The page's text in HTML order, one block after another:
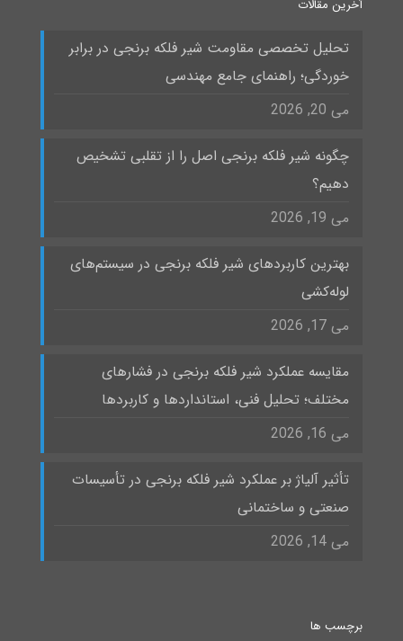
آخرین مقالات
تحلیل تخصصی مقاومت شیر فلکه برنجی در برابر
خوردگی؛ راهنمای جامع مهندسی
می 20, 2026
چگونه شیر فلکه برنجی اصل را از تقلبی تشخیص
دهیم؟
می 19, 2026
بهترین کاربردهای شیر فلکه برنجی در سیستم‌های
لوله‌کشی
می 17, 2026
مقایسه عملکرد شیر فلکه برنجی در فشارهای
مختلف؛ تحلیل فنی، استانداردها و کاربردها
می 16, 2026
تأثیر آلیاژ بر عملکرد شیر فلکه برنجی در تأسیسات
صنعتی و ساختمانی
می 14, 2026
برچسب ها